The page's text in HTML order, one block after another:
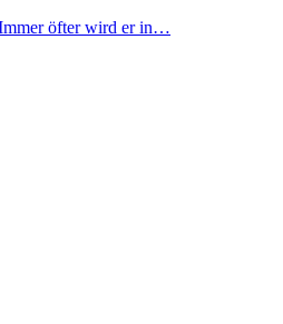
öfter wird er in…